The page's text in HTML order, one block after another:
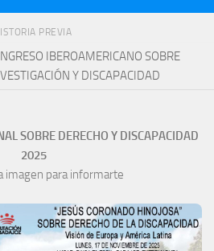
PREVIA
IBEROAMERICANO SOBRE
Y DISCAPACIDAD
SOBRE DERECHO Y DISCAPACIDAD
2025
imagen para informarte